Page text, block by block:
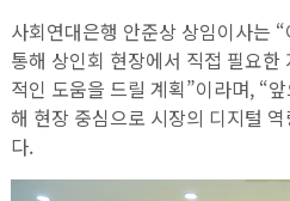
사회연대은행 안준상 상임이사는
통해 상인회 현장에서 직접 필요
적인 도움을 드릴 계획”이라며, “
해 현장 중심으로 시장의 디지털
다.